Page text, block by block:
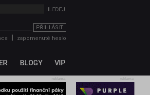
PŘIHLÁSIT
zapomenuté heslo
BLOGY VIP
reklama
reklama